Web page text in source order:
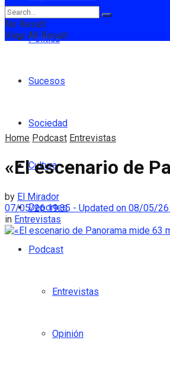
Política
Sucesos
Sociedad
Cultura
Deportes
Podcast
Entrevistas
Opinión
No Result
View All Result
Home Podcast Entrevistas
«El escenario de
by El Mirador
07/05/26 19:35 - Updated on 08/05/26
in Entrevistas